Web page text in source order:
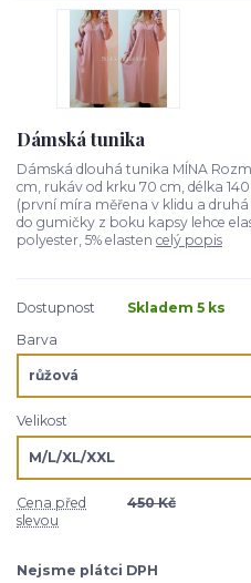
Dámská tunika
Dámská dlouhá tunika MÍNA
cm, rukáv od krku 70 cm, délka
(první míra měřena v klidu a
do gumičky z boku kapsy lehce
polyester, 5% elasten celý popis
Dostupnost
Skladem 5 ks
Barva
Velikost
Cena před
slevou
450 Kč
Nejsme plátci DPH